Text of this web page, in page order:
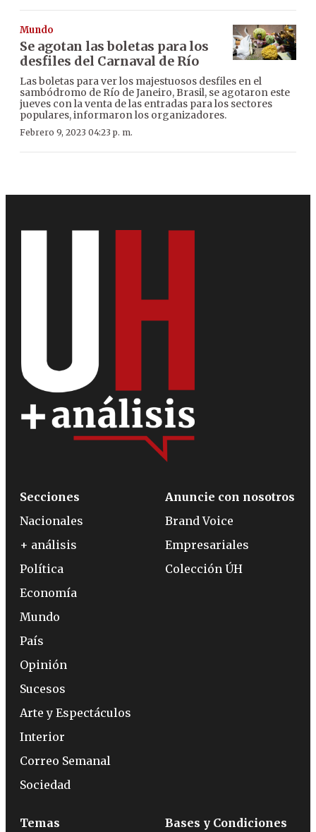
Mundo
Se agotan las boletas para los
desfiles del Carnaval de Río
Las boletas para ver los majestuosos desfiles en el
sambódromo de Río de Janeiro, Brasil, se agotaron este
jueves con la venta de las entradas para los sectores
populares, informaron los organizadores.
Febrero 9, 2023 04:23 p. m.
Secciones
Nacionales
+ análisis
Política
Economía
Mundo
País
Opinión
Sucesos
Arte y Espectáculos
Interior
Correo Semanal
Sociedad
Anuncie con nosotros
Brand Voice
Empresariales
Colección ÚH
Temas Bases y Condiciones